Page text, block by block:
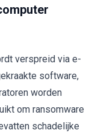
verspreid via e-
software,
worden
om ransomware
schadelijke